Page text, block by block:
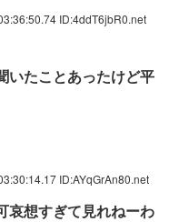
ID:4ddT6jbR0.net
いたことあったけど平
ID:AYqGrAn80.net
哀想すぎて見れねーわ